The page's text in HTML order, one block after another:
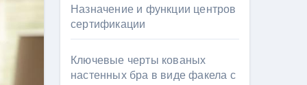
Назначение и функции центров
сертификации
Ключевые черты кованых
настенных бра в виде факела с